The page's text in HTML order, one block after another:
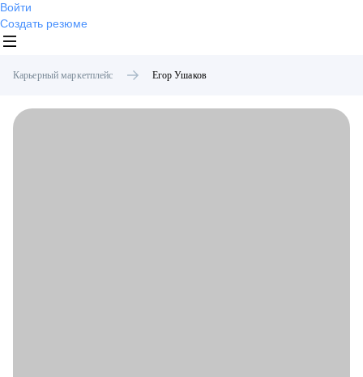
Войти
Создать резюме
Карьерный маркетплейс Егор Ушаков